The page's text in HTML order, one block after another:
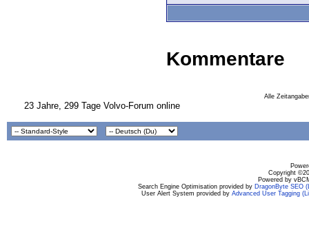
Kommentare
Alle
23 Jahre, 299 Tage Volvo-Forum online
Copyright
Powered by
Search Engine Optimisation provided by DragonByte SEO
User Alert System provided by Advanced User Tagging